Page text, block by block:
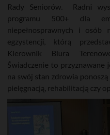
Rady Seniorów. Radni
programu 500+ dla
niepełnosprawnych i osób
egzystencji, którą
Kierownik Biura
Świadczenie to przyznawane
na swój stan zdrowia
pielęgnacją, rehabilitacją czy